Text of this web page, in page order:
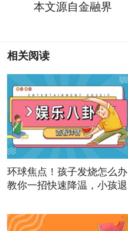
本文源自金融界
相关阅读
环球焦点！孩子发烧怎么办
教你一招快速降温，小孩退